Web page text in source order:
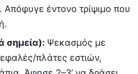
Απόφυγε έντονο τρίψιμο που
σημεία): Ψεκασμός με
πλάτες εστιών,